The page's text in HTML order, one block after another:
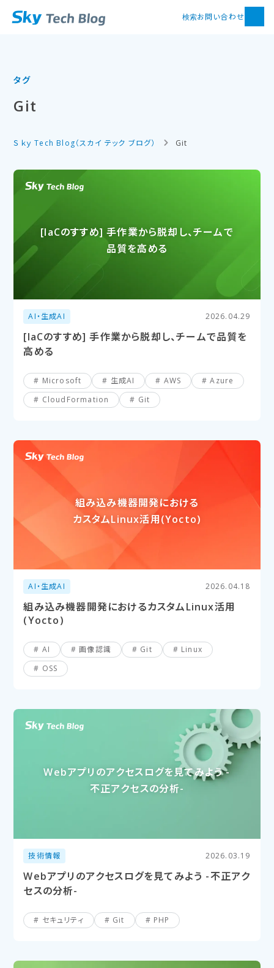
検索お問い合わせ
タグ
Git
Ｓｋｙ Tech Blog（スカイ テック ブログ） Git
[IaCの​すすめ] 手作業から​脱却し、​チームで​
品質を​高める
AI・生成AI 2026.04.29
[IaCのすすめ] 手作業から脱却し、チームで品質を
高める
Microsoft 生成AI AWS
Azure
CloudFormation
Git
組み込み機器​開発に​おける​
カスタムLinux活用(Yocto)
AI・生成AI 2026.04.18
組み込み機器開発におけるカスタムLinux活用
(Yocto)
AI 画像認識 Git
Linux
OSS
Webアプリの​アクセスログを​見てみよう -
不正アクセスの​分析-
技術情報 2026.03.19
Webアプリのアクセスログを見てみよう -不正アク
セスの分析-
セキュリティ Git PHP